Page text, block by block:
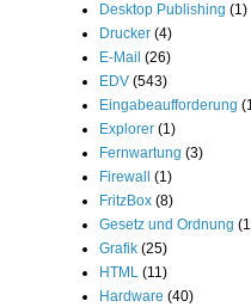
Desktop Publishing (1)
Drucker (4)
E-Mail (26)
EDV (543)
Eingabeaufforderung
Explorer (1)
Fernwartung (3)
Firewall
(1)
FritzBox (8)
Gesetz und Ordnung
Grafik (25)
HTML (11)
Hardware (40)